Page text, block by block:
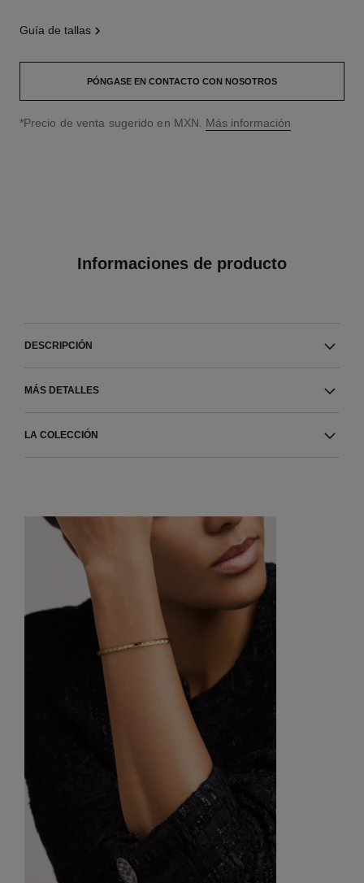
guía de tallas
PÓNGASE EN CONTACTO CON NOSOTROS
↩
*Precio de venta sugerido en MXN. Más información
Informaciones de producto
DESCRIPCIÓN
MÁS DETALLES
LA COLECCIÓN